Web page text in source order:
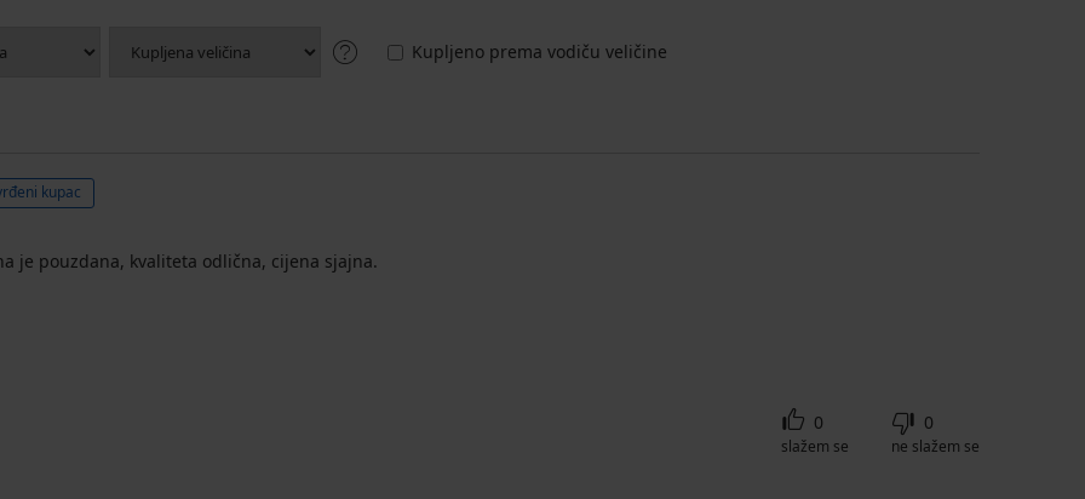
Kupljeno prema vodiču veličine
kupac
je pouzdana, kvaliteta odlična, cijena sjajna.
0
slažem se
0
ne slažem se